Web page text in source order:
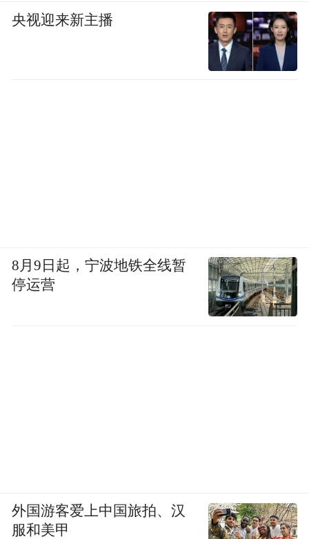
央视迎来新主播
8月9日起，宁波地铁全线暂
停运营
外国游客爱上中国旅拍、汉
服和美甲